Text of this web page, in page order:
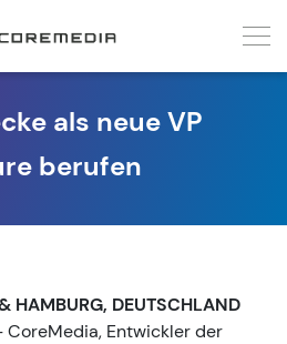
als neue VP
berufen
HAMBURG, DEUTSCHLAND
CoreMedia, Entwickler der